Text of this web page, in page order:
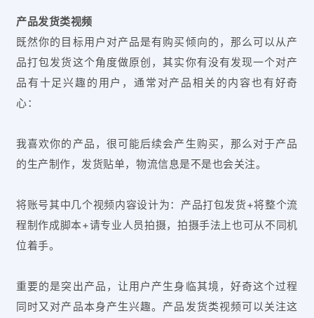
产品发货类视频
既然你的目标用户对产品是有购买倾向的，那么可以从产
品打包发货这个角度做原创，其实你有没有发现一个对产
品有十足兴趣的用户，通常对产品相关的内容也有好奇
心：
我喜欢你的产品，很可能后续会产生购买，那么对于产品
的生产制作，发货贴单，物流信息是不是也会关注。
将账号其中几个视频内容设计为：产品打包发货+将整个流
程制作成脚本+请专业人员拍摄，拍摄手法上也可从不同机
位着手。
重要的是突出产品，让用户产生身临其境，好奇这个过程
同时又对产品本身产生兴趣。产品发货类视频可以关注这